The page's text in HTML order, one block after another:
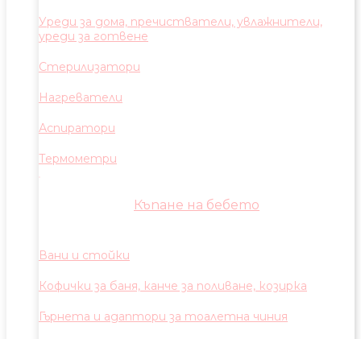
Уреди за дома, пречистватели, увлажнители,
уреди за готвене
Стерилизатори
Нагреватели
Аспиратори
Термометри
Къпане на бебето
Вани и стойки
Кофички за баня, канче за поливане, козирка
Гърнета и адаптори за тоалетна чиния